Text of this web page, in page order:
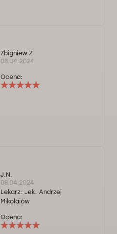
Zbigniew Z
08.04.2024
Ocena:
J.N.
08.04.2024
Lekarz: Lek. Andrzej
Mikołajów
Ocena: